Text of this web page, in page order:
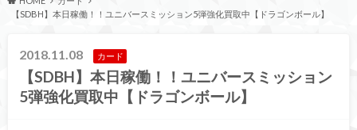
【SDBH】本日稼働！！ユニバースミッション5弾強化買取中【ドラゴンボール】
2018.11.08 カード
【SDBH】本日稼働！！ユニバースミッション
5弾強化買取中【ドラゴンボール】